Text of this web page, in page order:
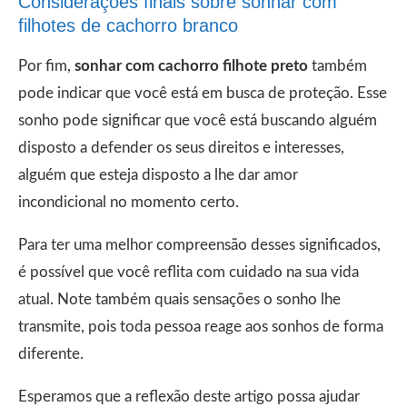
filhotes de cachorro branco
Por fim, sonhar com cachorro filhote preto também
pode indicar que você está em busca de proteção. Esse
sonho pode significar que você está buscando alguém
disposto a defender os seus direitos e interesses,
alguém que esteja disposto a lhe dar amor
incondicional no momento certo.
Para ter uma melhor compreensão desses significados,
é possível que você reflita com cuidado na sua vida
atual. Note também quais sensações o sonho lhe
transmite, pois toda pessoa reage aos sonhos de forma
diferente.
Esperamos que a reflexão deste artigo possa ajudar